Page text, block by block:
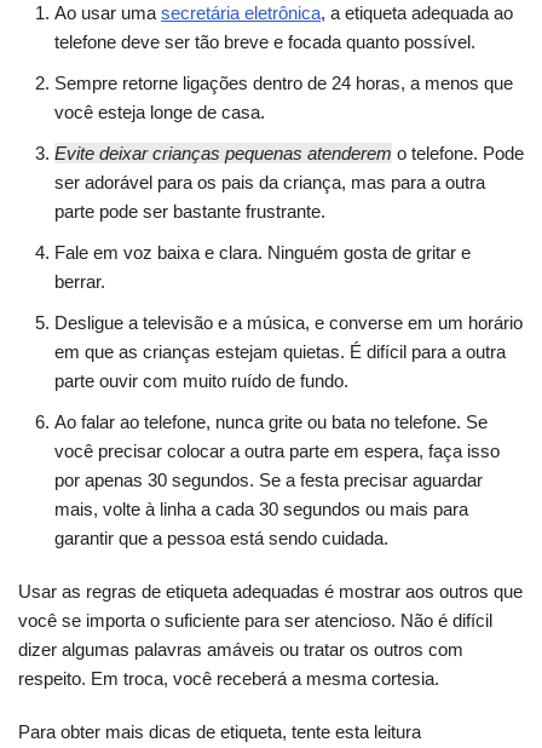
Ao usar uma secretária eletrônica, a etiqueta adequada ao
telefone deve ser tão breve e focada quanto possível.
Sempre retorne ligações dentro de 24 horas, a menos que
você esteja longe de casa.
Evite deixar crianças pequenas atenderem o telefone. Pode
ser adorável para os pais da criança, mas para a outra
parte pode ser bastante frustrante.
Fale em voz baixa e clara. Ninguém gosta de gritar e
berrar.
Desligue a televisão e a música, e converse em um horário
em que as crianças estejam quietas. É difícil para a outra
parte ouvir com muito ruído de fundo.
Ao falar ao telefone, nunca grite ou bata no telefone. Se
você precisar colocar a outra parte em espera, faça isso
por apenas 30 segundos. Se a festa precisar aguardar
mais, volte à linha a cada 30 segundos ou mais para
garantir que a pessoa está sendo cuidada.
Usar as regras de etiqueta adequadas é mostrar aos outros que
você se importa o suficiente para ser atencioso. Não é difícil
dizer algumas palavras amáveis ou tratar os outros com
respeito. Em troca, você receberá a mesma cortesia.
Para obter mais dicas de etiqueta, tente esta leitura